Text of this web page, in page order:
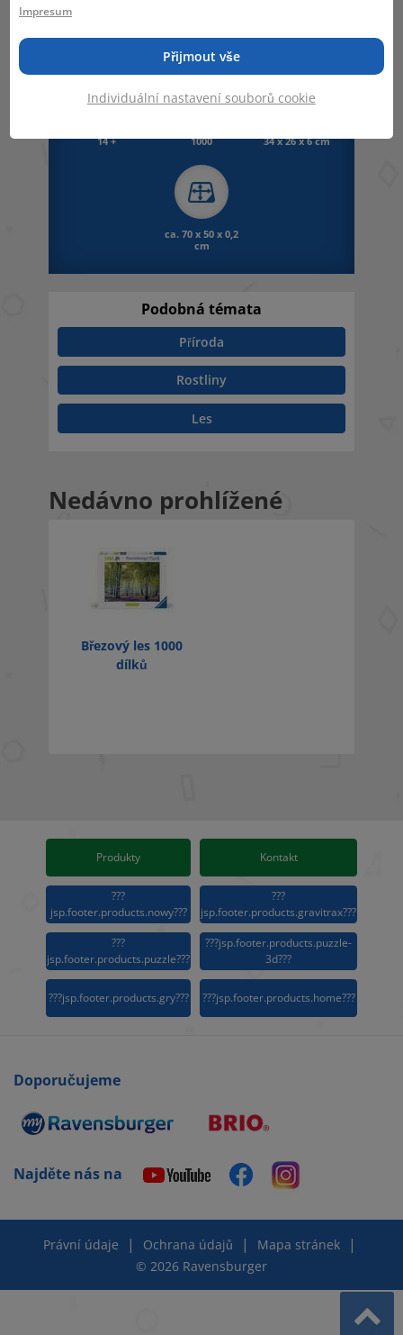
14 + 1000 34 x 26 x 6 cm
ca. 70 x 50 x 0,2
cm
Podobná témata
Příroda
Rostliny
Les
Nedávno prohlížené
Březový les 1000
dílků
Produkty Kontakt
???
jsp.footer.products.nowy???
???
jsp.footer.products.gravitrax???
???
jsp.footer.products.puzzle???
???jsp.footer.products.puzzle-
3d???
???jsp.footer.products.gry??? ???jsp.footer.products.home???
Doporučujeme
Najděte nás na
Právní údaje | Ochrana údajů | Mapa stránek |
© 2026 Ravensburger
Impresum
Přijmout vše
Individuální nastavení souborů cookie